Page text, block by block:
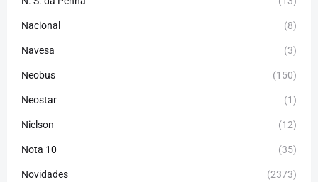
Nacional (8)
Navesa (3)
Neobus (150)
Neostar (1)
Nielson (12)
Nota 10 (35)
Novidades (2373)